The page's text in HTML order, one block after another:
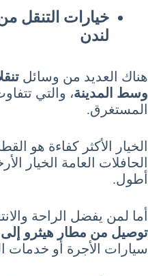
خيارات التنقل
لندن
هناك العديد من وسائل
وسط المدينة، والتي
المستغرق.
الخيار الأكثر كفاءة هو
الحافلات العامة الخيار
أطول.
أما لمن يفضل الراحة
توصيل من مطار هيثرو
سيارات الأجرة أو خدمات